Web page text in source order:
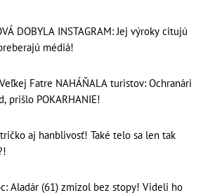
DOBYLA INSTAGRAM: Jej výroky citujú
médiá!
Fatre NAHÁŇALA turistov: Ochranári
prišlo POKARHANIE!
aj hanblivosť! Také telo sa len tak
Aladár (61) zmizol bez stopy! Videli ho